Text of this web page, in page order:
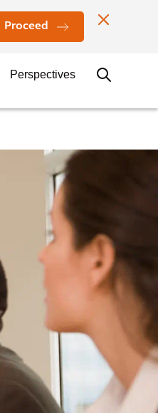
Proceed
Contacts
Perspectives